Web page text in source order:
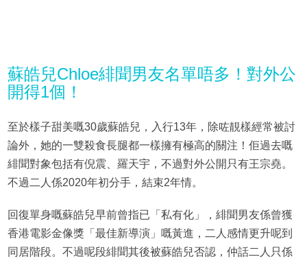
蘇皓兒Chloe緋聞男友名單唔多！對外公
開得1個！
至於樣子甜美嘅30歲蘇皓兒，入行13年，除咗靚樣經常被討
論外，她的一雙殺食長腿都一樣擁有極高的關注！佢過去嘅
緋聞對象包括有倪震、羅天宇，不過對外公開只有王宗堯。
不過二人係2020年初分手，結束2年情。
回復單身嘅蘇皓兒早前曾指已「私有化」，緋聞男友係曾獲
香港電影金像獎「最佳新導演」嘅黃進，二人感情更升呢到
同居階段。不過呢段緋聞其後被蘇皓兒否認，仲話二人只係